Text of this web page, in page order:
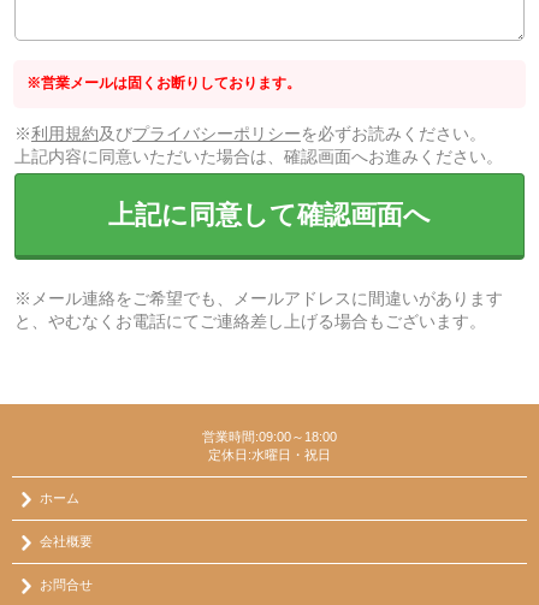
※営業メールは固くお断りしております。
※利用規約及びプライバシーポリシーを必ずお読みください。
上記内容に同意いただいた場合は、確認画面へお進みください。
上記に同意して確認画面へ
※メール連絡をご希望でも、メールアドレスに間違いがあります
と、やむなくお電話にてご連絡差し上げる場合もございます。
営業時間:09:00～18:00
定休日:水曜日・祝日
ホーム
会社概要
お問合せ